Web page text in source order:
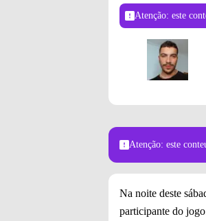
Atenção: este
Atenção: este
Na noite deste
participante do